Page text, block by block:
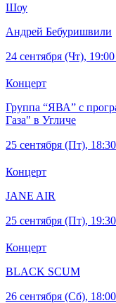
Шоу
Андрей Бебуришвили
24 сентября (Чт), 19:00
Концерт
Группа “ЯВА” с
Газа" в Угличе
25 сентября (Пт), 18:30
Концерт
JANE AIR
25 сентября (Пт), 19:30
Концерт
BLACK SCUM
26 сентября (Сб), 18:00